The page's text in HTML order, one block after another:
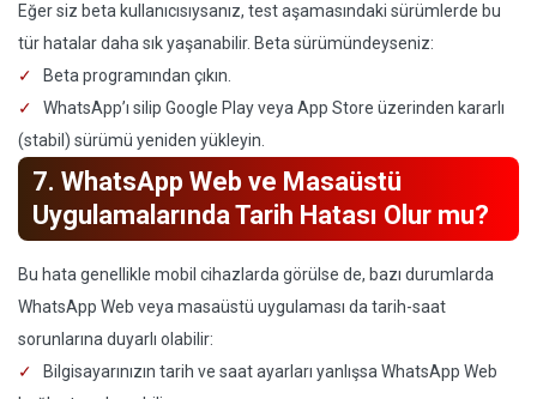
Eğer siz beta kullanıcısıysanız, test aşamasındaki sürümlerde bu
tür hatalar daha sık yaşanabilir. Beta sürümündeyseniz:
Beta programından çıkın.
WhatsApp’ı silip Google Play veya App Store üzerinden kararlı
(stabil) sürümü yeniden yükleyin.
7. WhatsApp Web ve Masaüstü
Uygulamalarında Tarih Hatası Olur mu?
Bu hata genellikle mobil cihazlarda görülse de, bazı durumlarda
WhatsApp Web veya masaüstü uygulaması da tarih-saat
sorunlarına duyarlı olabilir:
Bilgisayarınızın tarih ve saat ayarları yanlışsa WhatsApp Web